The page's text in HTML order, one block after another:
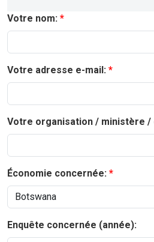
Votre nom:
Votre adresse e-mail:
Votre organisation / ministère /
Économie concernée:
Enquête concernée (année):